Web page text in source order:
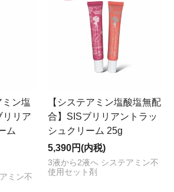
ン塩
リリア
ム
ミン不
【システアミン塩酸塩無配
合】SISブリリアントラッ
シュクリーム 25g
5,390円(内税)
3液から2液へ システアミン不
使用セット剤